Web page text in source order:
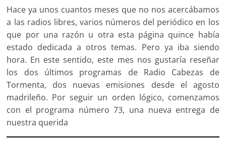
Hace ya unos cuantos meses que no nos acercábamos
a las radios libres, varios números del periódico en los
que por una razón u otra esta página quince había
estado dedicada a otros temas. Pero ya iba siendo
hora. En este sentido, este mes nos gustaría reseñar
los dos últimos programas de Radio Cabezas de
Tormenta, dos nuevas emisiones desde el agosto
madrileño. Por seguir un orden lógico, comenzamos
con el programa número 73, una nueva entrega de
nuestra querida